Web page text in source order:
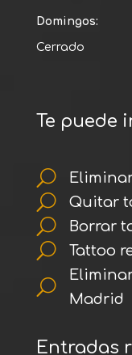
Domingos:
Cerrado
Te puede
U
U Quitar
U Borrar
U Tattoo
U
Madrid
Entradas